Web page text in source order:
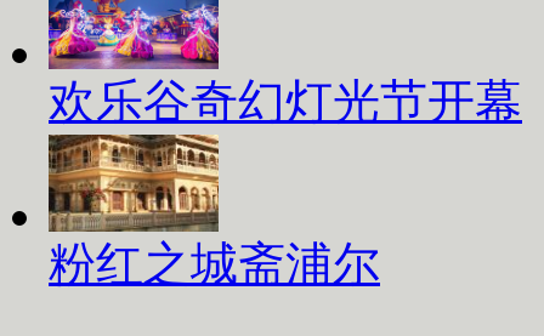
欢乐谷奇幻灯光节开幕
粉红之城斋浦尔